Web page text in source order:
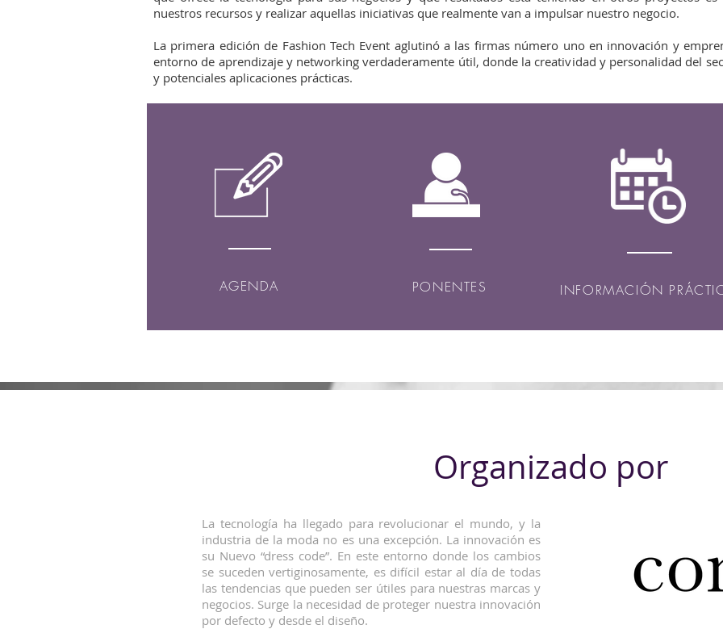
nuestros recursos y realizar aquellas iniciativas que realmente van a impulsar nuestro negocio.
La primera edición de Fashion Tech Event aglutinó a las firmas número uno en innovación y
entorno de aprendizaje y networking verdaderamente útil, donde la creatividad y personalidad del
y potenciales aplicaciones prácticas.
AGENDA PONENTES INFORMACIÓN
Organizado por
La tecnología ha llegado para revolucionar el mundo, y la
industria de la moda no es una excepción. La innovación es
su Nuevo “dress code”. En este entorno donde los cambios
se suceden vertiginosamente, es difícil estar al día de todas
las tendencias que pueden ser útiles para nuestras marcas y
negocios. Surge la necesidad de proteger nuestra innovación
por defecto y desde el diseño.